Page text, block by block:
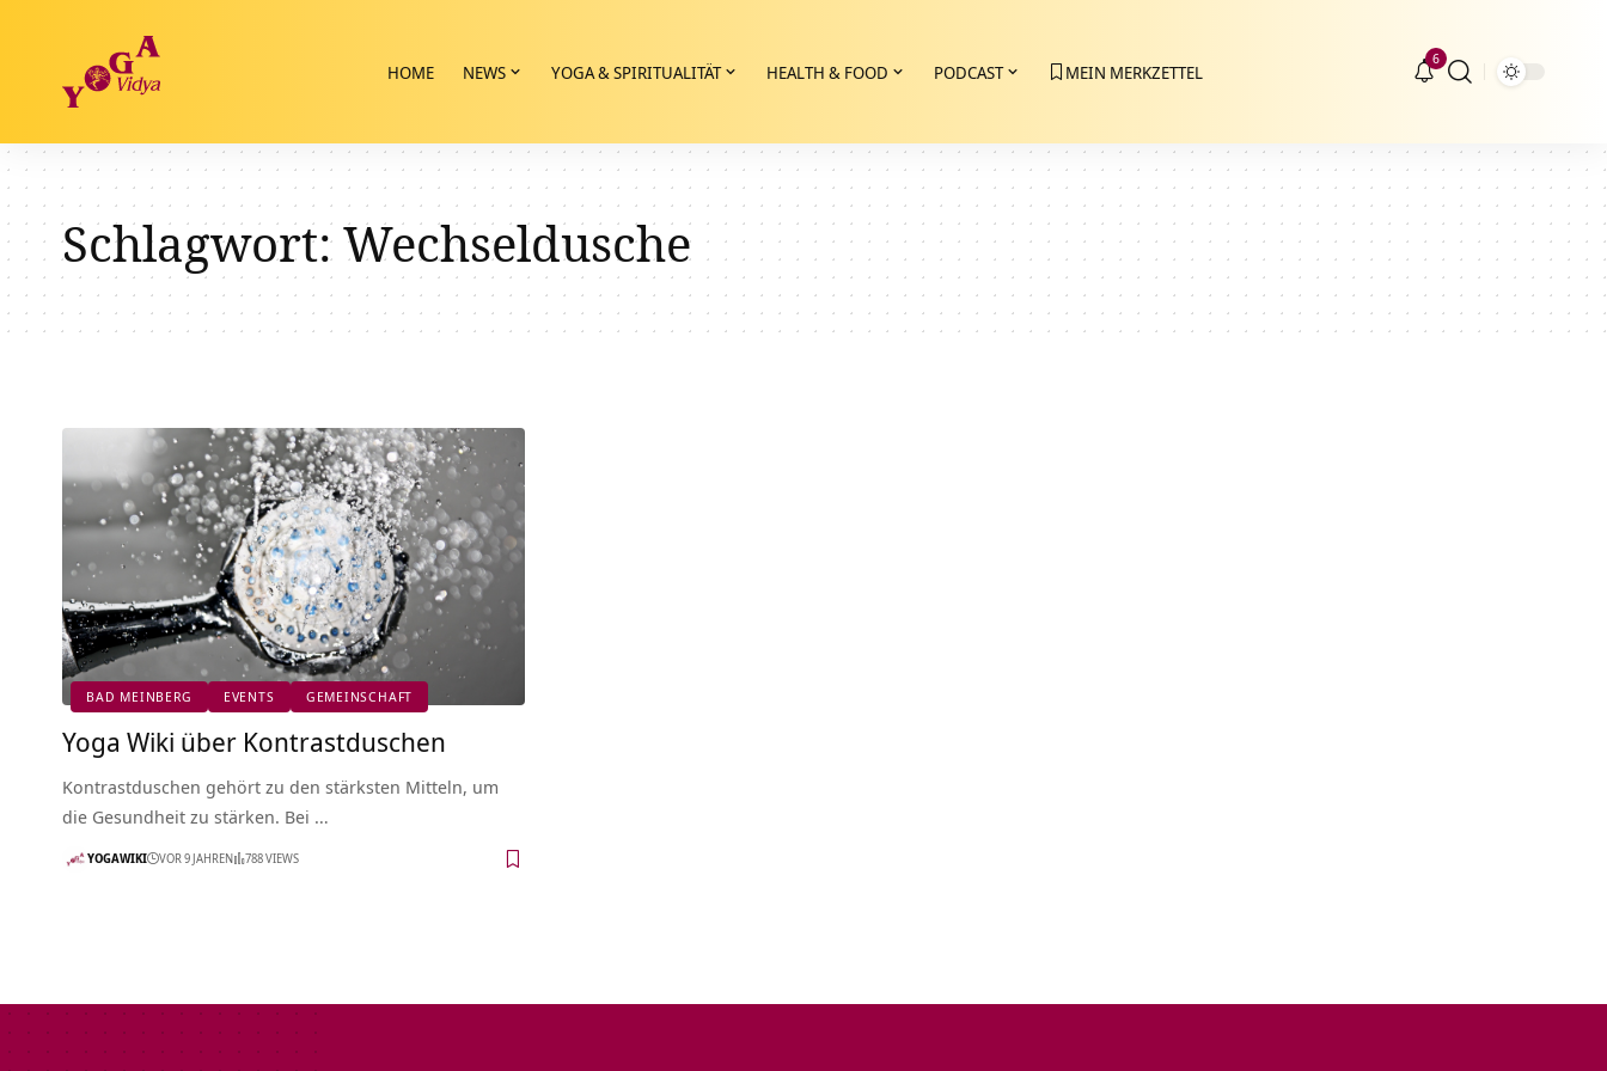
HOME NEWS YOGA & SPIRITUALITÄT HEALTH & FOOD PODCAST MEIN MERKZETTEL
6
Schlagwort:Wechseldusche
BAD MEINBERG EVENTS GEMEINSCHAFT
Yoga Wiki über Kontrastduschen
Kontrastduschen gehört zu den stärksten Mitteln, um
die Gesundheit zu stärken. Bei …
YOGAWIKI VOR 9 JAHREN 788 VIEWS